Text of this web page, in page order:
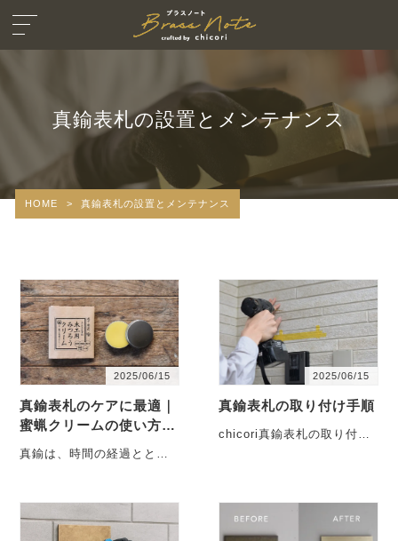
真鍮表札の設置とメンテナンス
HOME > 真鍮表札の設置とメンテナンス
2025/06/15
真鍮表札のケアに最適｜
蜜蝋クリームの使い方と
注意点まとめ
真鍮は、時間の経過ととも
く黄金色をしていますが、
や・・・
2025/06/15
真鍮表札の取り付け手順
chicori真鍮表札の取り付け